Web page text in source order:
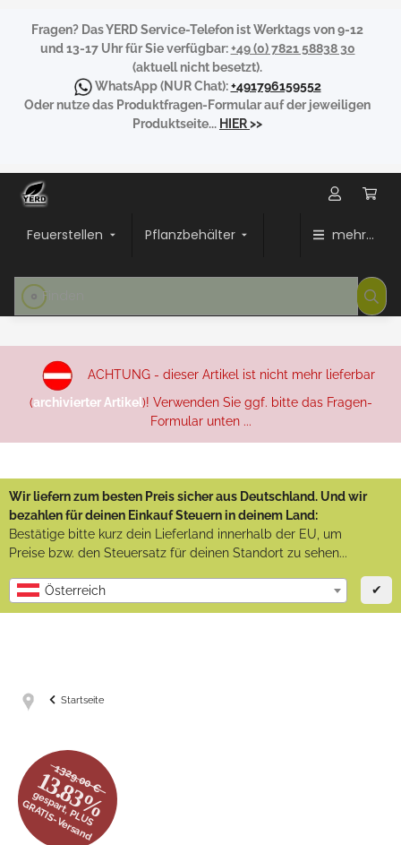
Fragen? Das YERD Service-Telefon ist Werktags von 9-12
und 13-17 Uhr für Sie verfügbar:+49 (0) 7821 58838 30
(aktuell nicht besetzt).
WhatsApp(NUR Chat):+491796159552
Oder nutze das Produktfragen-Formular auf der jeweiligen
Produktseite... HIER>>
Feuerstellen Pflanzbehälter mehr...
ACHTUNG - dieser Artikel ist nicht mehr lieferbar
(archivierter Artikel)! Verwenden Sie ggf. bitte das Fragen-
Formular unten ...
Wir liefern zum besten Preis sicher aus Deutschland. Und wir
bezahlen für deinen Einkauf Steuern in deinem Land:
Bestätige bitte kurz dein Lieferland innerhalb der EU, um
Preise bzw. den Steuersatz für deinen Standort zu sehen...
Österreich ✔
Startseite
1329.00 €
13.83%
gespart, PLUS
GRATIS-Versand